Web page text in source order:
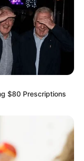
$80 Prescriptions